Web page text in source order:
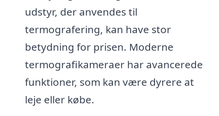
udstyr, der anvendes til
termografering, kan have stor
betydning for prisen. Moderne
termografikameraer har avancerede
funktioner, som kan være dyrere at
leje eller købe.